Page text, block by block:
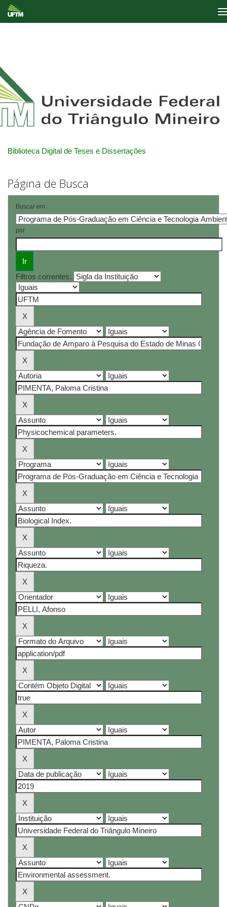
Biblioteca Digital de Teses e Dissertações
Página de Busca
Buscar em:
por
Filtros correntes: